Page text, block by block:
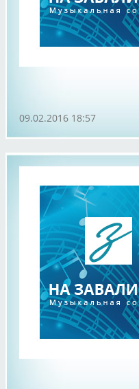
09.02.2016 18:57